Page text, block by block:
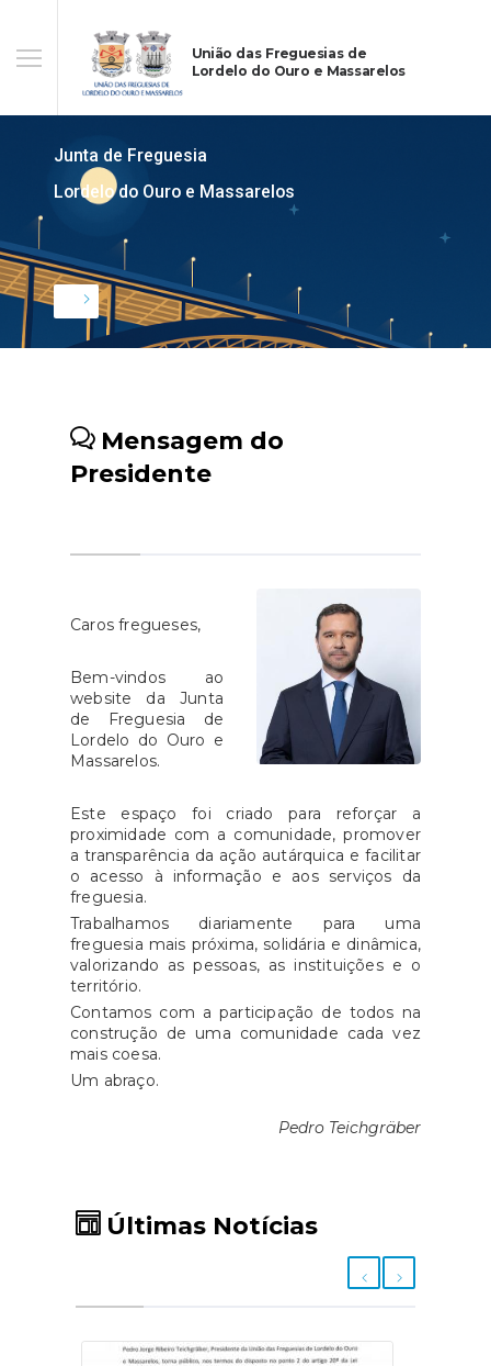
União das Freguesias de
Lordelo do Ouro e Massarelos
Junta de Freguesia
Lordelo do Ouro e Massarelos
Mensagem do
Presidente
Caros fregueses,
Bem-vindos ao
website da Junta
de Freguesia de
Lordelo do Ouro e
Massarelos.
Este espaço foi criado para reforçar a
proximidade com a comunidade, promover
a transparência da ação autárquica e facilitar
o acesso à informação e aos serviços da
freguesia.
Trabalhamos diariamente para uma
freguesia mais próxima, solidária e dinâmica,
valorizando as pessoas, as instituições e o
território.
Contamos com a participação de todos na
construção de uma comunidade cada vez
mais coesa.
Um abraço.
Pedro Teichgräber
Últimas Notícias